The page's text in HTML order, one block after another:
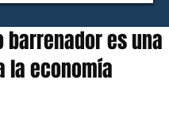
barrenador es una
la economía